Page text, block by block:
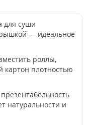
для суши
— идеальное
роллы,
картон плотностью
натуральности и